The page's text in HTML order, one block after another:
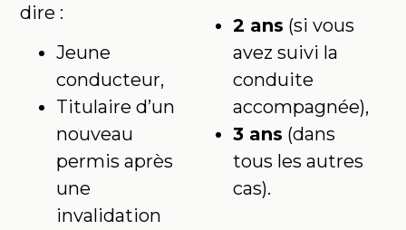
dire :
Jeune
conducteur,
Titulaire d’un
nouveau
permis après
une
invalidation
2 ans (si vous
avez suivi la
conduite
accompagnée),
3 ans (dans
tous les autres
cas).